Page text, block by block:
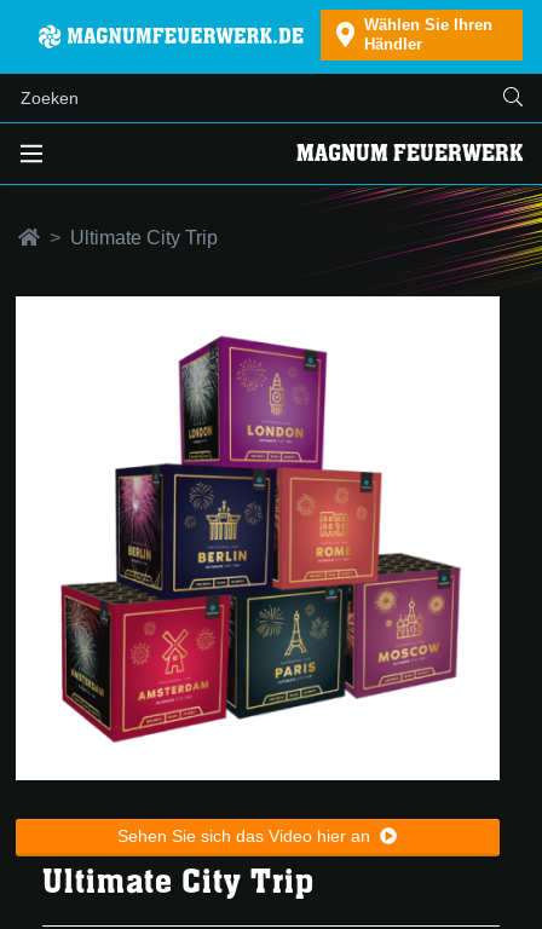
Wählen Sie Ihren
Händler
MAGNUM FEUERWERK
Ultimate City Trip
Sehen Sie sich das Video hier an
Ultimate City Trip